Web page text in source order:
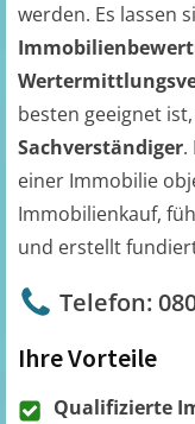
werden. Es lassen
besten geeignet
Sachverständiger.
einer Immobilie
Immobilienkauf,
und erstellt
Telefon:
Ihre Vorteile
Qualifizierte